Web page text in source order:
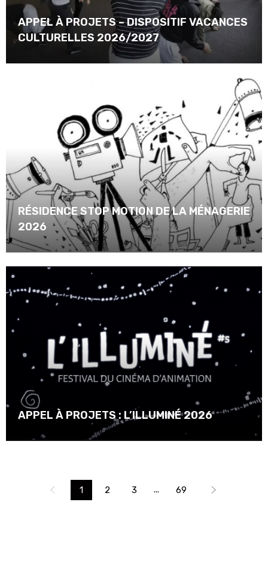
APPEL À PROJETS – DISPOSITIF VACANCES
CULTURELLES 2026/2027
RÉSIDENCE STOP MOTION DE LA MÉNAGERIE
2026
APPEL À PROJETS : L’ILLUMINÉ 2026
1 2 3 ... 69